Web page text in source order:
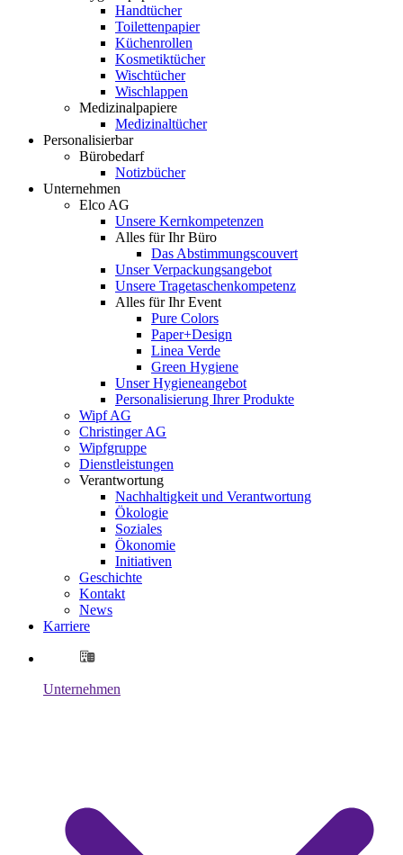
Handtücher
Toilettenpapier
Küchenrollen
Kosmetiktücher
Wischtücher
Wischlappen
Medizinalpapiere
Medizinaltücher
Personalisierbar
Bürobedarf
Notizbücher
Unternehmen
Elco AG
Unsere Kernkompetenzen
Alles für Ihr Büro
Das Abstimmungscouvert
Unser Verpackungsangebot
Unsere Tragetaschenkompetenz
Alles für Ihr Event
Pure Colors
Paper+Design
Linea Verde
Green Hygiene
Unser Hygieneangebot
Personalisierung Ihrer Produkte
Wipf AG
Christinger AG
Wipfgruppe
Dienstleistungen
Verantwortung
Nachhaltigkeit und Verantwortung
Ökologie
Soziales
Ökonomie
Initiativen
Geschichte
Kontakt
News
Karriere
Unternehmen